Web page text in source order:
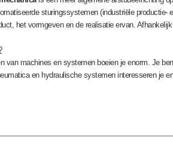
sturingssystemen (industriële
het vormgeven en de realisatie ervan.
van machines en systemen boeien je enorm. Je
en hydraulische systemen interesseren je